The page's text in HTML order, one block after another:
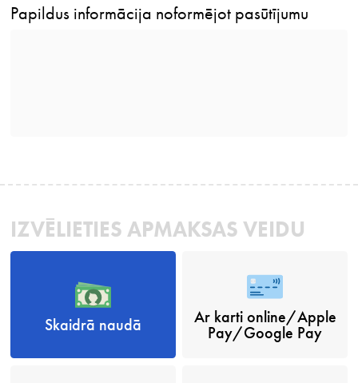
Papildus informācija noformējot pasūtījumu
IZVĒLIETIES APMAKSAS VEIDU
Skaidrā naudā
Ar karti online/Apple
Pay/Google Pay